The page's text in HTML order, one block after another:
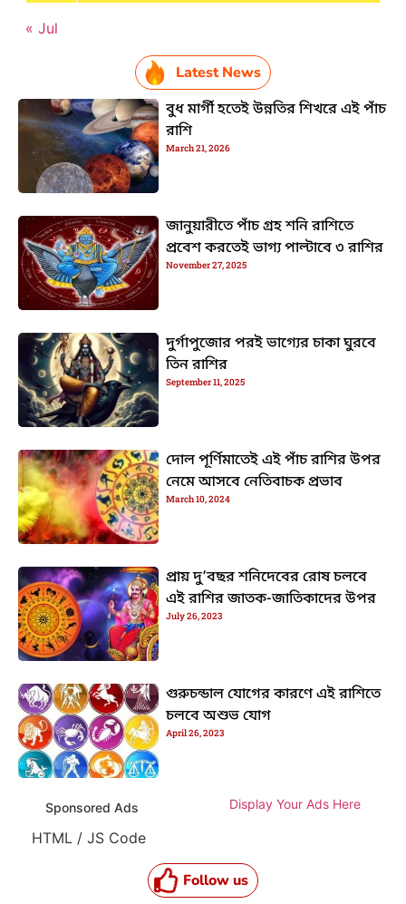
« Jul
Latest News
বুধ মার্গী হতেই উন্নতির শিখরে এই পাঁচ
রাশি
March 21, 2026
জানুয়ারীতে পাঁচ গ্রহ শনি রাশিতে
প্রবেশ করতেই ভাগ্য পাল্টাবে ৩ রাশির
November 27, 2025
দুর্গাপুজোর পরই ভাগ্যের চাকা ঘুরবে
তিন রাশির
September 11, 2025
দোল পূর্ণিমাতেই এই পাঁচ রাশির উপর
নেমে আসবে নেতিবাচক প্রভাব
March 10, 2024
প্রায় দু’বছর শনিদেবের রোষ চলবে
এই রাশির জাতক-জাতিকাদের উপর
July 26, 2023
গুরুচন্ডাল যোগের কারণে এই রাশিতে
চলবে অশুভ যোগ
April 26, 2023
Sponsored Ads Display Your Ads Here
HTML / JS Code
Follow us